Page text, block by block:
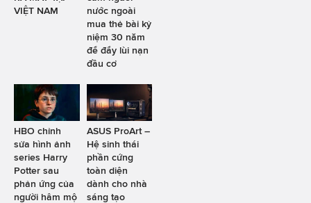
VIỆT NAM
nước ngoài
mua thẻ bài kỷ
niệm 30 năm
để đẩy lùi nạn
đầu cơ
HBO chỉnh
sửa hình ảnh
series Harry
Potter sau
phản ứng của
người hâm mộ
ASUS ProArt –
Hệ sinh thái
phần cứng
toàn diện
dành cho nhà
sáng tạo